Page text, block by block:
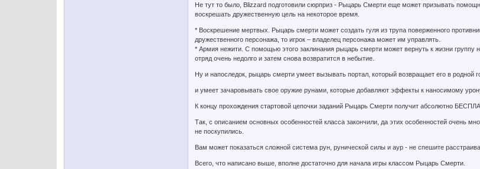
Не тут то было, Blizzard подготовили сюрприз - Рыцарь Смерти еще может призывать
воскрешать дружественную цель на некоторое время.
* Воскрешение мертвых. Рыцарь смерти может создать гуля из трупа поверженного
дружественного персонажа, то игрок – владелец персонажа может им управлять.
* Армия нежити. С помощью этого заклинания рыцарь смерти может вернуть к жизни группу
отряд очень недолго и затем снова возвратится в небытие.
Ну и напоследок, рыцарь смерти умеет вызывать портал, который возвращает его в родной
и умеет зачаровывать свое оружие рунами, которые добавляют эффекты к наносимому
К концу прохождения стартовой цепочки заданий Рыцарь Смерти получит абсолютно
Так, с описанием основных особенностей класса закончили, да этих особенностей очень
не поскупились.
Вам может показаться сложной система рун, рунической силы и аур - не спешите
Всего, что написано выше, вполне достаточно для начала игры классом Рыцарь Смерти.